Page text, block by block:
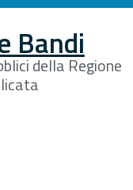
Bandi
della Regione